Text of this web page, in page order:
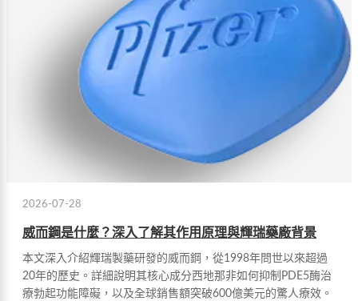
2026-07-28
威而鋼是什麼？深入了解其作用原理與輝瑞藥廠背景
本文深入介紹輝瑞製藥研發的威而鋼，從1998年問世以來超過
20年的歷史。詳細說明其核心成分西地那非如何抑制PDE5酶治
療勃起功能障礙，以及全球銷售額突破600億美元的驚人療效。